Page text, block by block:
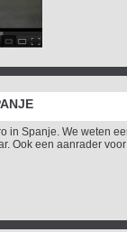
in Spanje. We weten
Ook een aanrader